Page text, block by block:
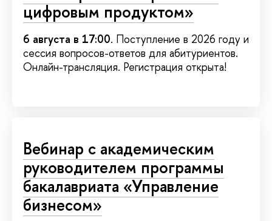
цифровым продуктом»
6 августа в 17:00. Поступление в 2026 году и
сессия вопросов-ответов для абитуриентов.
Онлайн-трансляция. Регистрация открыта!
Вебинар с академическим
руководителем программы
бакалавриата «Управление
бизнесом»